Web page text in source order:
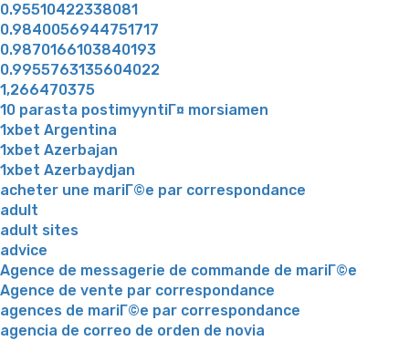
0.95510422338081
0.9840056944751717
0.9870166103840193
0.9955763135604022
1,266470375
10 parasta postimyyntiГ¤ morsiamen
1xbet Argentina
1xbet Azerbajan
1xbet Azerbaydjan
acheter une mariГ©e par correspondance
adult
adult sites
advice
Agence de messagerie de commande de mariГ©e
Agence de vente par correspondance
agences de mariГ©e par correspondance
agencia de correo de orden de novia